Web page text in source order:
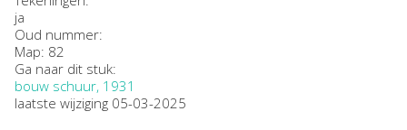
ja
Oud nummer:
Map: 82
Ga naar dit stuk:
bouw schuur, 1931
laatste wijziging 05-03-2025